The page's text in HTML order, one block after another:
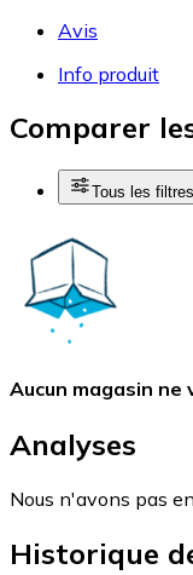
Avis
Info produit
Comparer
Tous les filtres
Aucun magasin ne
Analyses
Nous n'avons pas
Historique